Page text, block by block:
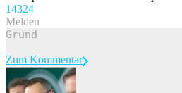
14324
Melden
Zum Kommentar